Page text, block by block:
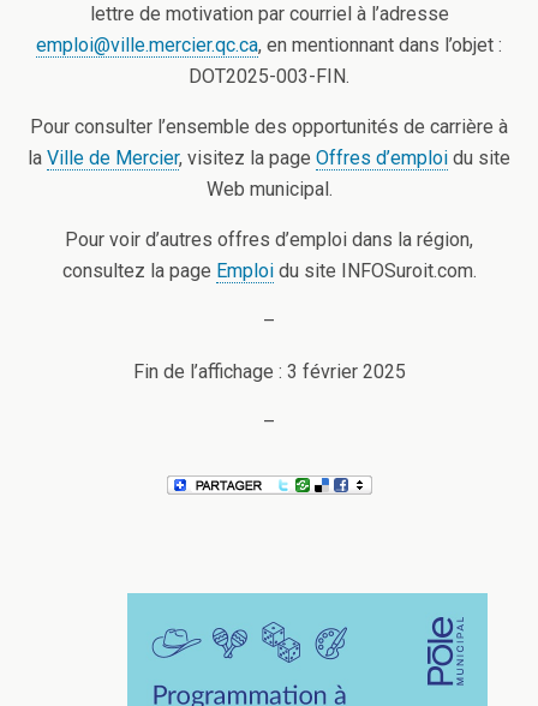
lettre de motivation par courriel à l’adresse
emploi@ville.mercier.qc.ca, en mentionnant dans l’objet :
DOT2025-003-FIN.
Pour consulter l’ensemble des opportunités de carrière à
la Ville de Mercier, visitez la page Offres d’emploi du site
Web municipal.
Pour voir d’autres offres d’emploi dans la région,
consultez la page Emploidu site INFOSuroit.com.
–
Fin de l’affichage : 3 février 2025
–